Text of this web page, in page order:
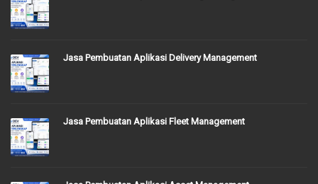
Jasa Pembuatan Aplikasi Delivery Management
Jasa Pembuatan Aplikasi Fleet Management